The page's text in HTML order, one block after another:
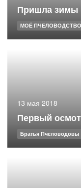
Пришла зимы
МОЁ ПЧЕЛОВОДСТВО
13 мая 2018
Первый
Братья Пчеловодовы